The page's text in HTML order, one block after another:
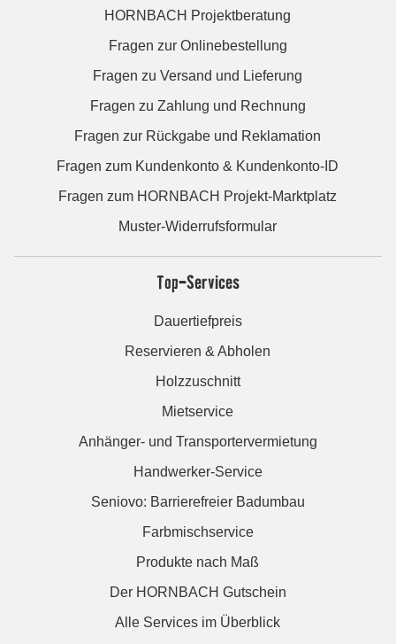
HORNBACH Projektberatung
Fragen zur Onlinebestellung
Fragen zu Versand und Lieferung
Fragen zu Zahlung und Rechnung
Fragen zur Rückgabe und Reklamation
Fragen zum Kundenkonto & Kundenkonto-ID
Fragen zum HORNBACH Projekt-Marktplatz
Muster-Widerrufsformular
Top-Services
Dauertiefpreis
Reservieren & Abholen
Holzzuschnitt
Mietservice
Anhänger- und Transportervermietung
Handwerker-Service
Seniovo: Barrierefreier Badumbau
Farbmischservice
Produkte nach Maß
Der HORNBACH Gutschein
Alle Services im Überblick